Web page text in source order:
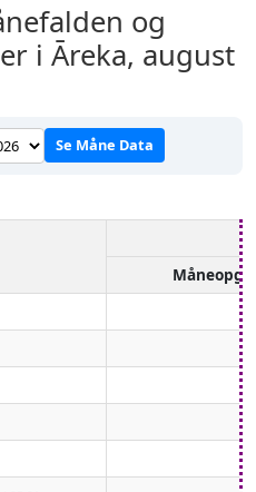
og
i Āreka, august
Se Måne Data